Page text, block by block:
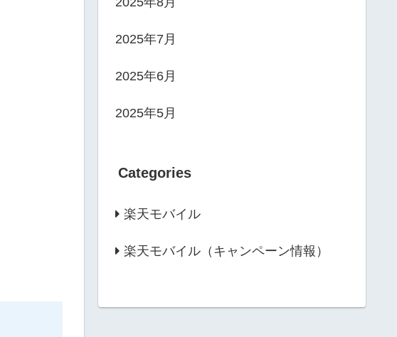
2025年7月
2025年6月
2025年5月
Categories
楽天モバイル
楽天モバイル（キャンペーン情報）